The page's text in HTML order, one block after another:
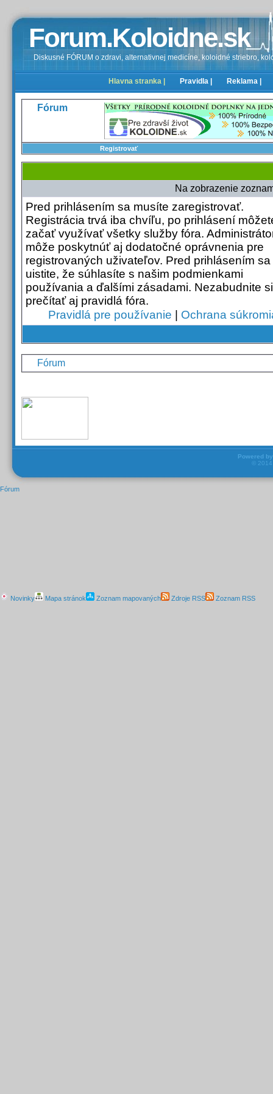
Forum.Koloidne.sk
Diskusné FÓRUM o zdravi, alternativnej medicíne, koloidné striebro,
Hlavna stranka | Pravidla | Reklama |
Fórum
Registrovať
Na zobrazenie
Pred prihlásením sa musíte zaregistrovať.
Registrácia trvá iba chvíľu, po prihlásení
začať využívať všetky služby fóra.
môže poskytnúť aj dodatočné oprávnenia pre
registrovaných uživateľov. Pred prihlásením sa
uistite, že súhlasíte s našim podmienkami
používania a ďalšími zásadami. Nezabudnite si
prečítať aj pravidlá fóra.
Pravidlá pre používanie
Ochrana
Fórum
Powered by
©
Fórum
Novinky Mapa stránok Zoznam mapovaných Zdroje RSS Zoznam RSS